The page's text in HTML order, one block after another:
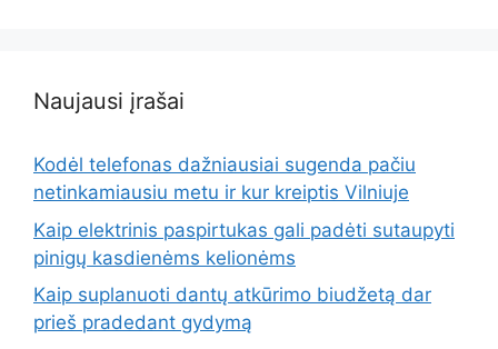
Naujausi įrašai
Kodėl telefonas dažniausiai sugenda pačiu
netinkamiausiu metu ir kur kreiptis Vilniuje
Kaip elektrinis paspirtukas gali padėti sutaupyti
pinigų kasdienėms kelionėms
Kaip suplanuoti dantų atkūrimo biudžetą dar
prieš pradedant gydymą